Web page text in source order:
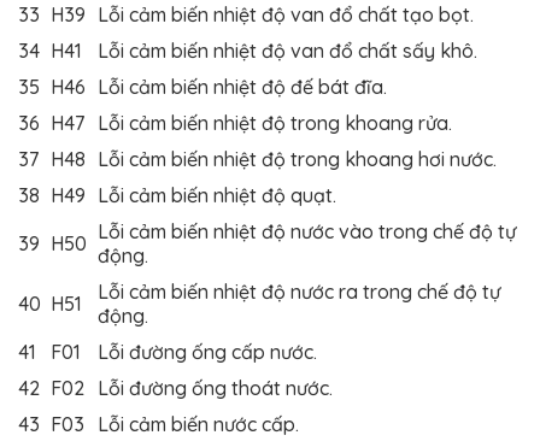
33 H39 Lỗi cảm biến nhiệt độ van đổ chất tạo bọt.
34 H41
Lỗi cảm biến nhiệt độ van đổ chất sấy khô.
35 H46 Lỗi cảm biến nhiệt độ đế bát đĩa.
36 H47 Lỗi cảm biến nhiệt độ trong khoang rửa.
37 H48 Lỗi cảm biến nhiệt độ trong khoang hơi nước.
38 H49 Lỗi cảm biến nhiệt độ quạt.
39 H50 Lỗi cảm biến nhiệt độ nước vào trong chế độ tự
động.
40 H51
Lỗi cảm biến nhiệt độ nước ra trong chế độ tự
động.
41
F01
Lỗi đường ống cấp nước.
42 F02 Lỗi đường ống thoát nước.
43 F03
Lỗi cảm biến nước cấp.